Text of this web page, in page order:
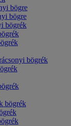
bögre
bögre
bögrék
bögrék
bögrék